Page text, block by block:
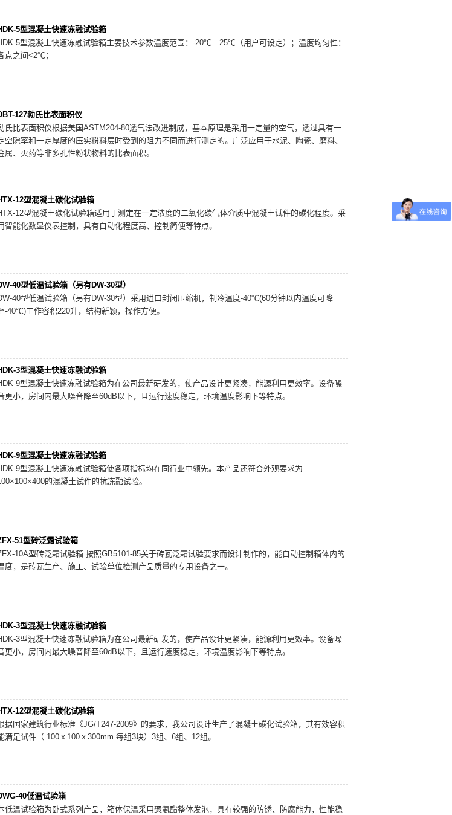
5型混凝土快速冻融试验箱
5型混凝土快速冻融试验箱主要技术参数温度范围：-20℃—25℃（用户可设定）；温度均匀性：
点之间<2℃；
127勃氏比表面积仪
氏比表面积仪根据美国ASTM204-80透气法改进制成，基本原理是采用一定量的空气，透过具有一
空隙率和一定厚度的压实粉料层时受到的阻力不同而进行测定的。广泛应用于水泥、陶瓷、磨料、
属、火药等非多孔性粉状物料的比表面积。
12型混凝土碳化试验箱
12型混凝土碳化试验箱适用于测定在一定浓度的二氧化碳气体介质中混凝土试件的碳化程度。采
智能化数显仪表控制，具有自动化程度高、控制简便等特点。
40型低温试验箱（另有DW-30型）
40型低温试验箱（另有DW-30型）采用进口封闭压缩机，制冷温度-40℃(60分钟以内温度可降
-40℃)工作容积220升，结构新颖，操作方便。
3型混凝土快速冻融试验箱
9型混凝土快速冻融试验箱为在公司最新研发的，使产品设计更紧凑，能源利用更效率。设备噪
更小，房间内最大噪音降至60dB以下，且运行速度稳定，环境温度影响下等特点。
9型混凝土快速冻融试验箱
9型混凝土快速冻融试验箱使各项指标均在同行业中领先。本产品还符合外观要求为
的混凝土试件的抗冻融试验。
51型砖泛霜试验箱
10A型砖泛霜试验箱 按照GB5101-85关于砖瓦泛霜试验要求而设计制作的，能自动控制箱体内的
度，是砖瓦生产、施工、试验单位检测产品质量的专用设备之一。
3型混凝土快速冻融试验箱
3型混凝土快速冻融试验箱为在公司最新研发的，使产品设计更紧凑，能源利用更效率。设备噪
更小，房间内最大噪音降至60dB以下，且运行速度稳定，环境温度影响下等特点。
12型混凝土碳化试验箱
据国家建筑行业标准《JG/T247-2009》的要求，我公司设计生产了混凝土碳化试验箱，其有效容积
满足试件（ 100ⅹ100ⅹ300mm 每组3块）3组、6组、12组。
40低温试验箱
低温试验箱为卧式系列产品，箱体保温采用聚氨酯整体发泡，具有较强的防锈、防腐能力，性能稳